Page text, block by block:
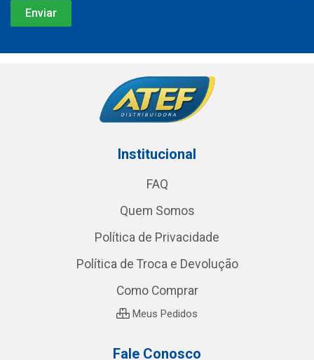
Institucional
FAQ
Quem Somos
Política de Privacidade
Política de Troca e Devolução
Como Comprar
Meus Pedidos
Fale Conosco